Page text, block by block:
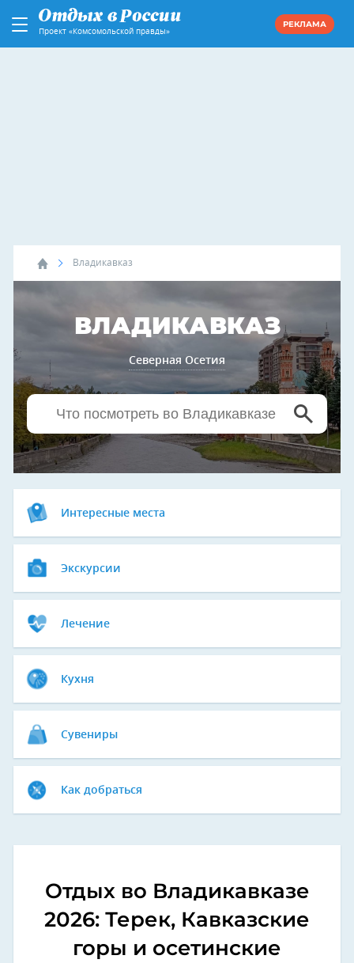
Проект «Комсомольской правды»
РЕКЛАМА
Владикавказ
ВЛАДИКАВКАЗ
Северная Осетия
Интересные места
Экскурсии
Лечение
Кухня
Сувениры
Как добраться
Отдых во Владикавказе
2026: Терек, Кавказские
горы и осетинские